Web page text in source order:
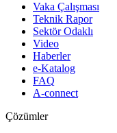
Vaka Çalışması
Teknik Rapor
Sektör Odaklı
Video
Haberler
e-Katalog
FAQ
A-connect
Çözümler